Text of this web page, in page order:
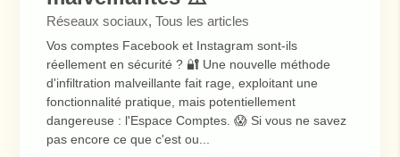
Réseaux sociaux,Tous les articles
Vos comptes Facebook et Instagram sont-ils
réellement en sécurité ? 🔐 Une nouvelle méthode
d'infiltration malveillante fait rage, exploitant une
fonctionnalité pratique, mais potentiellement
dangereuse : l'Espace Comptes. 😱 Si vous ne savez
pas encore ce que c'est ou...